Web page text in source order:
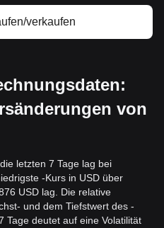
verkaufen
von
letzten 7 Tage lag bei
-Kurs in USD über
USD lag. Die relative
und dem Tiefstwert des -
Tage deutet auf eine Volatilität